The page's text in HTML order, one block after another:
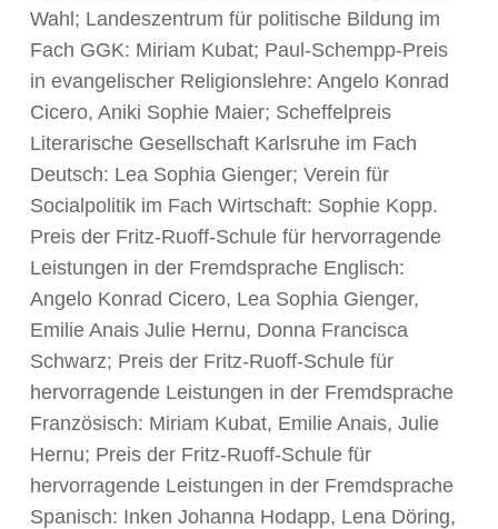
Wahl; Landeszentrum für politische Bildung im
Fach GGK: Miriam Kubat; Paul-Schempp-Preis
in evangelischer Religionslehre: Angelo Konrad
Cicero, Aniki Sophie Maier; Scheffelpreis
Literarische Gesellschaft Karlsruhe im Fach
Deutsch: Lea Sophia Gienger; Verein für
Socialpolitik im Fach Wirtschaft: Sophie Kopp.
Preis der Fritz-Ruoff-Schule für hervorragende
Leistungen in der Fremdsprache Englisch:
Angelo Konrad Cicero, Lea Sophia Gienger,
Emilie Anais Julie Hernu, Donna Francisca
Schwarz; Preis der Fritz-Ruoff-Schule für
hervorragende Leistungen in der Fremdsprache
Französisch: Miriam Kubat, Emilie Anais, Julie
Hernu; Preis der Fritz-Ruoff-Schule für
hervorragende Leistungen in der Fremdsprache
Spanisch: Inken Johanna Hodapp, Lena Döring,